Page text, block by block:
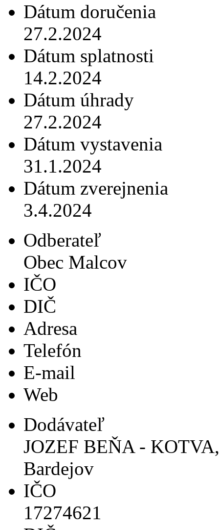
Dátum doručenia
27.2.2024
Dátum splatnosti
14.2.2024
Dátum úhrady
27.2.2024
Dátum vystavenia
31.1.2024
Dátum zverejnenia
3.4.2024
Odberateľ
Obec Malcov
IČO
DIČ
Adresa
Telefón
E-mail
Web
Dodávateľ
JOZEF BEŇA -
Bardejov
IČO
17274621